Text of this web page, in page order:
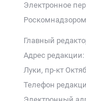
Электронное
Главный
Адрес редакции:
Луки, пр-кт
Телефон